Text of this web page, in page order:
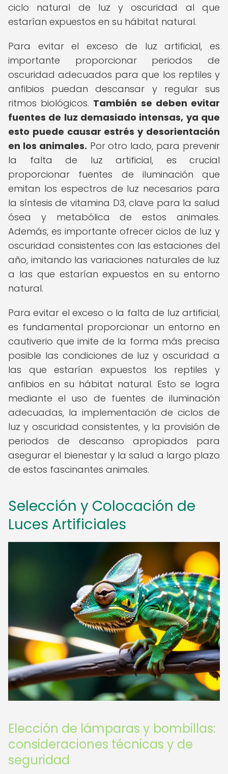
ciclo natural de luz y oscuridad al que
estarían expuestos en su hábitat natural.
Para evitar el exceso de luz artificial, es
importante proporcionar periodos de
oscuridad adecuados para que los reptiles y
anfibios puedan descansar y regular sus
ritmos biológicos. También se deben evitar
fuentes de luz demasiado intensas, ya que
esto puede causar estrés y desorientación
en los animales. Por otro lado, para prevenir
la falta de luz artificial, es crucial
proporcionar fuentes de iluminación que
emitan los espectros de luz necesarios para
la síntesis de vitamina D3, clave para la salud
ósea y metabólica de estos animales.
Además, es importante ofrecer ciclos de luz y
oscuridad consistentes con las estaciones del
año, imitando las variaciones naturales de luz
a las que estarían expuestos en su entorno
natural.
Para evitar el exceso o la falta de luz artificial,
es fundamental proporcionar un entorno en
cautiverio que imite de la forma más precisa
posible las condiciones de luz y oscuridad a
las que estarían expuestos los reptiles y
anfibios en su hábitat natural. Esto se logra
mediante el uso de fuentes de iluminación
adecuadas, la implementación de ciclos de
luz y oscuridad consistentes, y la provisión de
periodos de descanso apropiados para
asegurar el bienestar y la salud a largo plazo
de estos fascinantes animales.
Selección y Colocación de
Luces Artificiales
Elección de lámparas y bombillas:
consideraciones técnicas y de
seguridad